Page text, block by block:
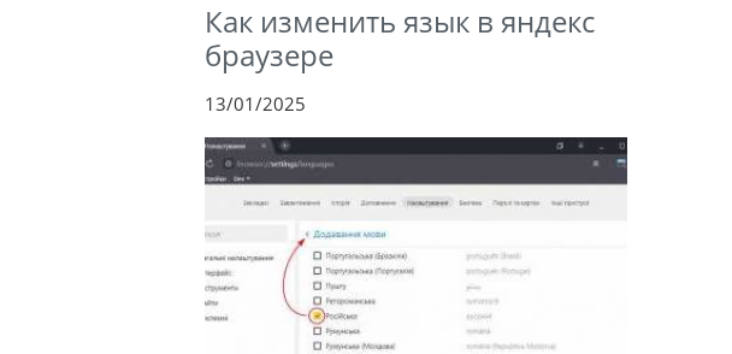
Как изменить язык в яндекс
браузере
13/01/2025